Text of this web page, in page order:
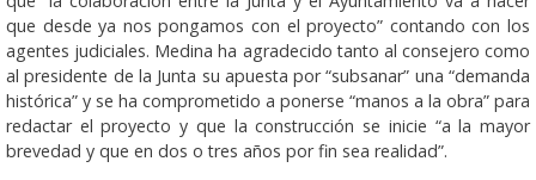
que desde ya nos pongamos con el proyecto” contando con los
agentes judiciales. Medina ha agradecido tanto al consejero como
al presidente de la Junta su apuesta por “subsanar” una “demanda
histórica” y se ha comprometido a ponerse “manos a la obra” para
redactar el proyecto y que la construcción se inicie “a la mayor
brevedad y que en dos o tres años por fin sea realidad”.